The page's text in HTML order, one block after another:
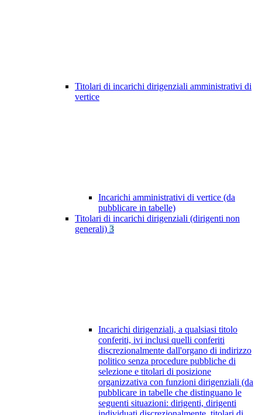
Titolari di incarichi dirigenziali amministrativi di
vertice
Incarichi amministrativi di vertice (da
pubblicare in tabelle)
Titolari di incarichi dirigenziali (dirigenti non
generali) 3
Incarichi dirigenziali, a qualsiasi titolo
conferiti, ivi inclusi quelli conferiti
discrezionalmente dall'organo di indirizzo
politico senza procedure pubbliche di
selezione e titolari di posizione
organizzativa con funzioni dirigenziali (da
pubblicare in tabelle che distinguano le
seguenti situazioni: dirigenti, dirigenti